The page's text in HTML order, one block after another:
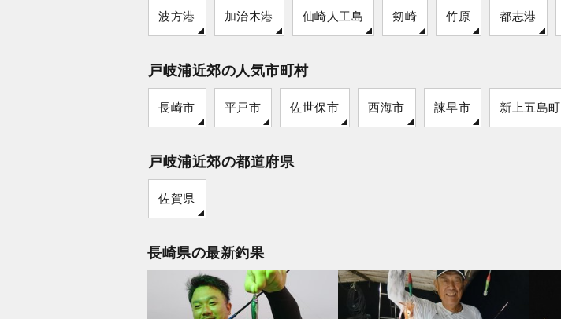
波方港 加治木港 仙崎人工島 剱崎 竹原 都志港
戸岐浦近郊の人気市町村
長崎市 平戸市 佐世保市 西海市 諫早市 新上五島町
戸岐浦近郊の都道府県
佐賀県
長崎県の最新釣果